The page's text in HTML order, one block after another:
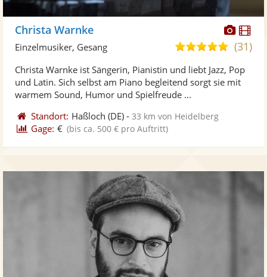
Fotos
Christa Warnke
5,0
5
(31)
Einzelmusiker, Gesang
Christa Warnke ist Sängerin, Pianistin und liebt Jazz, Pop
und Latin. Sich selbst am Piano begleitend sorgt sie mit
warmem Sound, Humor und Spielfreude ...
Standort: Haßloch (DE) -33 km von Heidelberg
Gage: € (bis ca. 500 € pro Auftritt)